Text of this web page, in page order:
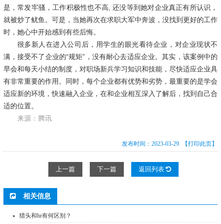
是，常发牢骚，工作积极性也不高 ,还没等到她对企业真正有所认识，
就被炒了鱿鱼。可是，当她再次在求职大军中奔波，没找到更好的工作
时，她心中开始感到有些后悔。
很多新人在进入公司后，用学生的眼光看待企业，对企业现状不
满，接受不了企业的“规矩”，没有耐心去适应企业。其实，该案例中的
早会和每天小结的制度，对职场新兵学习知识和技能，尽快适应企业具
有非常重要的作用。同时，每个企业都有优势和劣势，最重要的是学会
适应新的环境，快速融入企业，在和企业相互深入了解后，找到自己合
适的位置。
来源：腾讯
发布时间：2023-03-29 【打印此页】
上一篇 下一篇 返回列表
相关信息
猎头和hr有何区别？